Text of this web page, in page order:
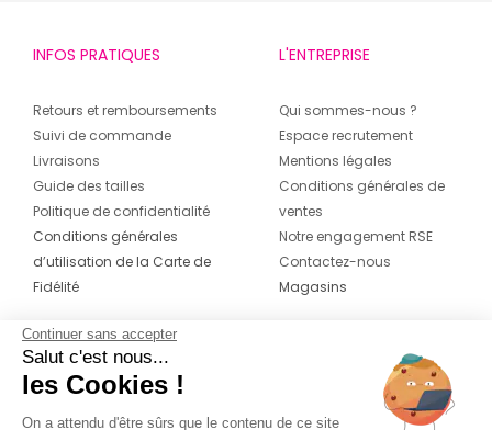
INFOS PRATIQUES
Retours et remboursements
Suivi de commande
Livraisons
Guide des tailles
Politique de confidentialité
Conditions générales
d’utilisation de la Carte de
Fidélité
L'ENTREPRISE
Qui sommes-nous ?
Espace recrutement
Mentions légales
Conditions générales de
ventes
Notre engagement RSE
Contactez-nous
Magasins
CONTACT
04 42 20 78 42
Du lundi au jeudi de 8h30 à 16h30 & le
Continuer sans accepter
Salut c'est nous...
les Cookies !
On a attendu d'être sûrs que le contenu de ce site